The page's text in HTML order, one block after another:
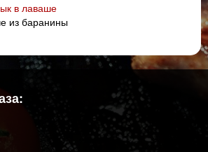
в лаваше
из баранины